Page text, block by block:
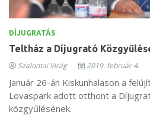
DÍJUGRATÁS
Teltház a Díjugrató
Szalontai Virág 2019. február 4.
Január 26-án Kiskunhalason a
Lovaspark adott otthont a
közgyűlésének.